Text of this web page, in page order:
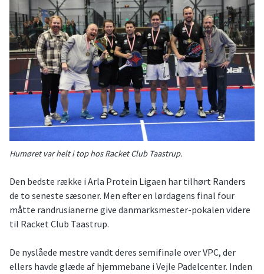
Humøret var helt i top hos Racket Club Taastrup.
Den bedste række i Arla Protein Ligaen har tilhørt Randers
de to seneste sæsoner. Men efter en lørdagens final four
måtte randrusianerne give danmarksmester-pokalen videre
til Racket Club Taastrup.
De nyslåede mestre vandt deres semifinale over VPC, der
ellers havde glæde af hjemmebane i Vejle Padelcenter. Inden